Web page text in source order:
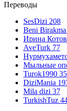
Переводы
SesDizi 208
Beni Birakma
Ирина
AveTurk 77
Мыльные
Turok1990 35
DiziMania
Mila dizi 37
TurkishTuz